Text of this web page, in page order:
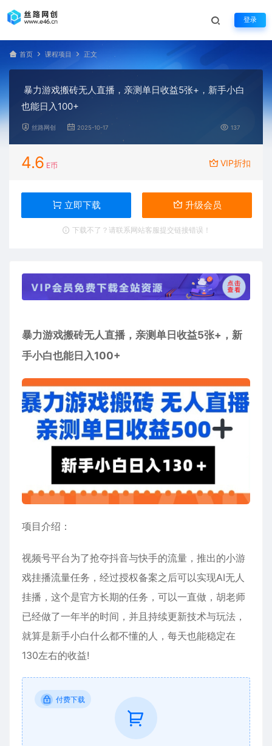
登录
首页 课程项目 正文
暴力游戏搬砖无人直播，亲测单日收益5张+，新手小白
也能日入100+
丝路网创 2025-10-17 137
4.6 E币 VIP折扣
立即下载 升级会员
下载不了？请联系网站客服提交链接错误！
暴力游戏搬砖无人直播 ，亲测单日收益5张+，新
手小白也能日入100+
项目介绍：
视频号平台为了抢夺抖音与快手的流量，推出的小游
戏挂播流量任务，经过授权备案之后可以实现AI无人
挂播，这个是官方长期的任务，可以一直做，胡老师
已经做了一年半的时间，并且持续更新技术与玩法，
就算是新手小白什么都不懂的人，每天也能稳定在
130左右的收益!
付费下载